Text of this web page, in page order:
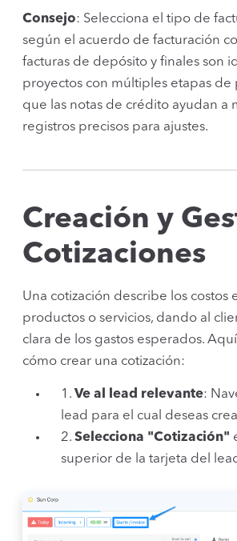
Consejo: Selecciona el tipo de
según el acuerdo de facturación
facturas de depósito y finales son
proyectos con múltiples etapas de
que las notas de crédito ayudan a
registros precisos para ajustes.
Creación y
Cotizaciones
Una cotización describe los costos
productos o servicios, dando al
clara de los gastos esperados.
cómo crear una cotización:
1. Ve al lead relevante:
lead para el cual deseas
2. Selecciona "Cotización"
superior de la tarjeta del